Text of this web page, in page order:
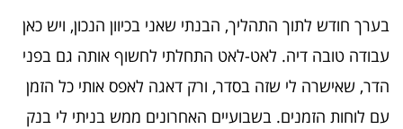
בערך חודש לתוך התהליך, הבנתי שאני בכיוון הנכון, ויש כאן
עבודה טובה דיה. לאט-לאט התחלתי לחשוף אותה גם בפני
הדר, שאישרה לי שזה בסדר, ורק דאגה לאפס אותי כל הזמן
עם לוחות הזמנים. בשבועיים האחרונים ממש בניתי לי בנק